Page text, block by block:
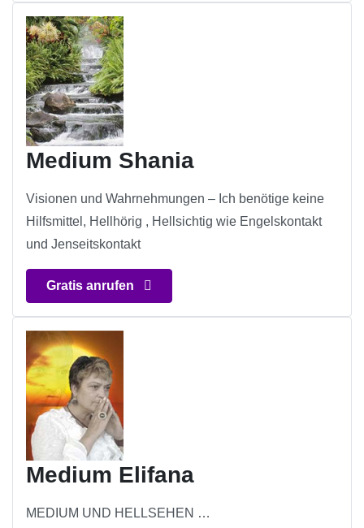
Medium Shania
Visionen und Wahrnehmungen – Ich benötige keine
Hilfsmittel, Hellhörig , Hellsichtig wie Engelskontakt
und Jenseitskontakt
Gratis anrufen
Medium Elifana
MEDIUM UND HELLSEHEN …